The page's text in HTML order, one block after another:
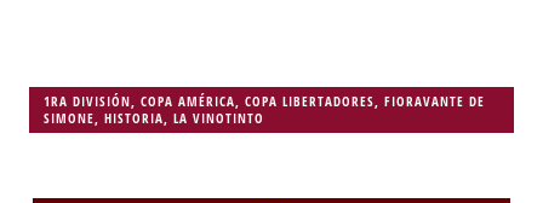
1RA DIVISIÓN, COPA AMÉRICA, COPA LIBERTADORES, FIORAVANTE DE
SIMONE, HISTORIA, LA VINOTINTO